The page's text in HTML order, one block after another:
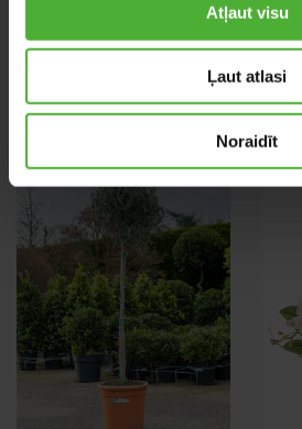
Atļaut visu
Ļaut atlasi
Noraidīt
Tilandsija